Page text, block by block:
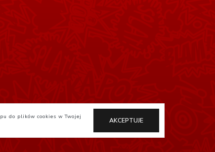
do plików cookies w Twojej
AKCEPTUJE